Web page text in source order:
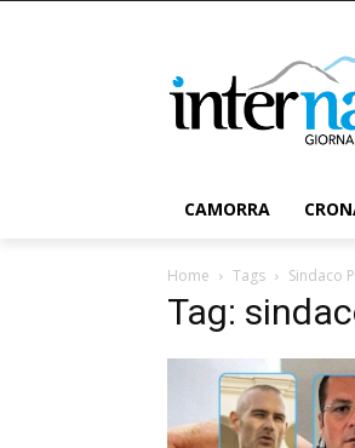
CAMORRA
Home Tags Sindaco
Tag: